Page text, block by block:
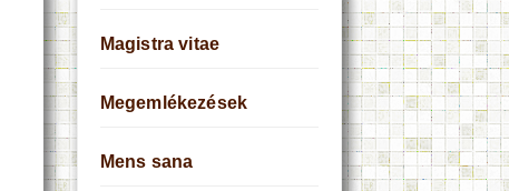
Magistra vitae
Megemlékezések
Mens sana